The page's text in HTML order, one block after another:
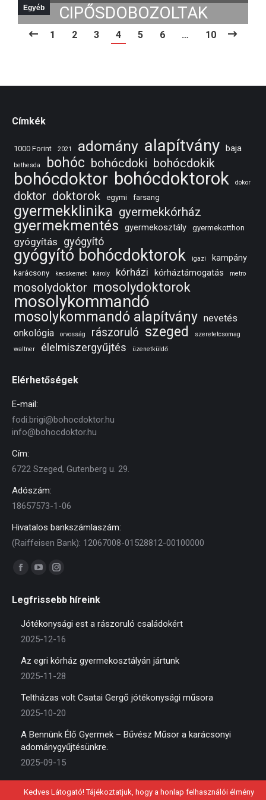
2017-12-23
GYERMEKKLINIKÁN
2017-12-23
Egyéb
CIPŐSDOBOZOLTAK
2017-12-20
1 2 3 4 5 6 … 10
Címkék
1000 Forint 2021 adomány alapítvány baja
bethesda bohóc bohócdoki bohócdokik
bohócdoktor bohócdoktorok dokor
doktor doktorok egymi farsang
gyermekklinika gyermekkórház
gyermekmentés gyermekosztály gyermekotthon
gyógyítás gyógyító
gyógyító bohócdoktorok igazi kampány
karácsony kecskemét károly kórházi kórháztámogatás metro
mosolydoktor mosolydoktorok
mosolykommandó
mosolykommandó alapítvány nevetés
onkológia
orvosság rászoruló szeged
szeretetcsomag
waltner
élelmiszergyűjtés üzenetküldő
Elérhetőségek
E-mail:
fodi.brigi@bohocdoktor.hu
info@bohocdoktor.hu
Cím:
6722 Szeged, Gutenberg u. 29.
Adószám:
18657573-1-06
Hivatalos bankszámlaszám:
(Raiffeisen Bank): 12067008-01528812-00100000
Find us on:
Facebook
opens
in
new
YouTube
opens
in
new
Instagram
opens
in
new
Legfrissebb híreink
Jótékonysági est a rászoruló családokért
2025-12-16
Az egri kórház gyermekosztályán jártunk
2025-11-28
Teltházas volt Csatai Gergő jótékonysági műsora
2025-10-20
A Bennünk Élő Gyermek – Bűvész Műsor a karácsonyi
adománygyűjtésünkre.
2025-09-15
Kedves Látogató! Tájékoztatjuk, hogy a honlap felhasználói élmény